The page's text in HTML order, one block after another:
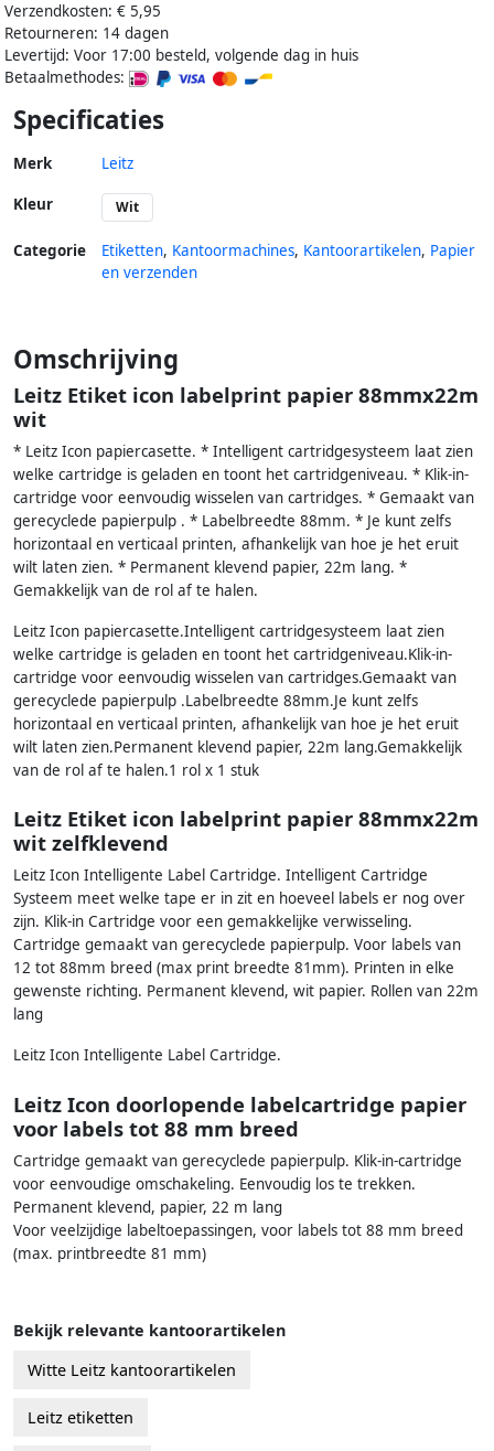
Verzendkosten: € 5,95
Retourneren: 14 dagen
Levertijd: Voor 17:00 besteld, volgende dag in huis
Betaalmethodes:
Specificaties
Merk Leitz
Kleur Wit
Categorie Etiketten, Kantoormachines, Kantoorartikelen, Papier
en verzenden
Omschrijving
Leitz Etiket icon labelprint papier 88mmx22m
wit
* Leitz Icon papiercasette. * Intelligent cartridgesysteem laat zien
welke cartridge is geladen en toont het cartridgeniveau. * Klik-in-
cartridge voor eenvoudig wisselen van cartridges. * Gemaakt van
gerecyclede papierpulp . * Labelbreedte 88mm. * Je kunt zelfs
horizontaal en verticaal printen, afhankelijk van hoe je het eruit
wilt laten zien. * Permanent klevend papier, 22m lang. *
Gemakkelijk van de rol af te halen.
Leitz Icon papiercasette.Intelligent cartridgesysteem laat zien
welke cartridge is geladen en toont het cartridgeniveau.Klik-in-
cartridge voor eenvoudig wisselen van cartridges.Gemaakt van
gerecyclede papierpulp .Labelbreedte 88mm.Je kunt zelfs
horizontaal en verticaal printen, afhankelijk van hoe je het eruit
wilt laten zien.Permanent klevend papier, 22m lang.Gemakkelijk
van de rol af te halen.1 rol x 1 stuk
Leitz Etiket icon labelprint papier 88mmx22m
wit zelfklevend
Leitz Icon Intelligente Label Cartridge. Intelligent Cartridge
Systeem meet welke tape er in zit en hoeveel labels er nog over
zijn. Klik-in Cartridge voor een gemakkelijke verwisseling.
Cartridge gemaakt van gerecyclede papierpulp. Voor labels van
12 tot 88mm breed (max print breedte 81mm). Printen in elke
gewenste richting. Permanent klevend, wit papier. Rollen van 22m
lang
Leitz Icon Intelligente Label Cartridge.
Leitz Icon doorlopende labelcartridge papier
voor labels tot 88 mm breed
Cartridge gemaakt van gerecyclede papierpulp. Klik-in-cartridge
voor eenvoudige omschakeling. Eenvoudig los te trekken.
Permanent klevend, papier, 22 m lang
Voor veelzijdige labeltoepassingen, voor labels tot 88 mm breed
(max. printbreedte 81 mm)
Bekijk relevante kantoorartikelen
Witte Leitz kantoorartikelen
Leitz etiketten